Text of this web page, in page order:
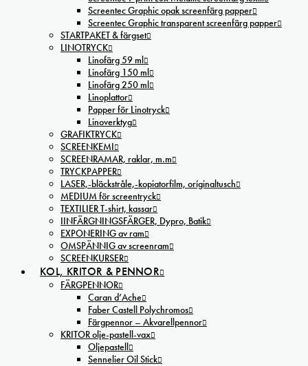
Screentec Graphic opak screenfärg papper
Screentec Graphic transparent screenfärg papper
STARTPAKET & färgset
LINOTRYCK
Linofärg 59 ml
Linofärg 150 ml
Linofärg 250 ml
Linoplattor
Papper för Linotryck
Linoverktyg
GRAFIKTRYCK
SCREENKEMI
SCREENRAMAR, raklar, m.m
TRYCKPAPPER
LASER,-bläckstråle,-kopiatorfilm, oríginaltusch
MEDIUM för screentryck
TEXTILIER T-shirt, kassar
IINFÄRGNINGSFÄRGER, Dypro, Batik
EXPONERING av ram
OMSPÄNNIG av screenram
SCREENKURSER
KOL, KRITOR & PENNOR
FÄRGPENNOR
Caran d’Ache
Faber Castell Polychromos
Färgpennor – Akvarellpennor
KRITOR olje-pastell-vax
Oljepastell
Sennelier Oil Stick